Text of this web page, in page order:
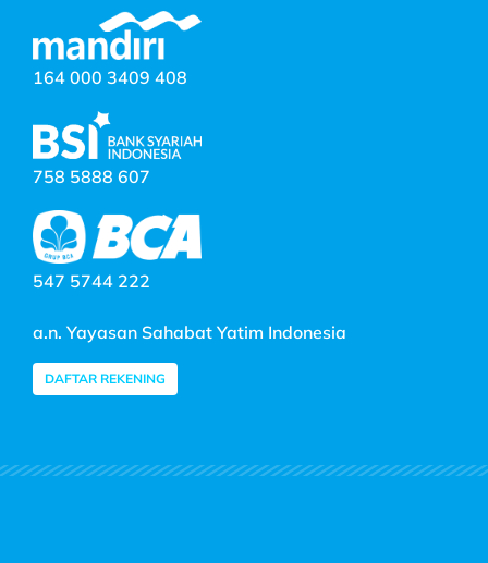
164 000 3409 408
758 5888 607
547 5744 222
a.n. Yayasan Sahabat Yatim Indonesia
DAFTAR REKENING